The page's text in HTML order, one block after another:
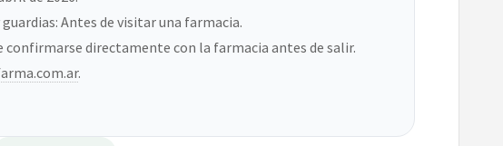
Antes de visitar una farmacia.
directamente con la farmacia antes de salir.
.